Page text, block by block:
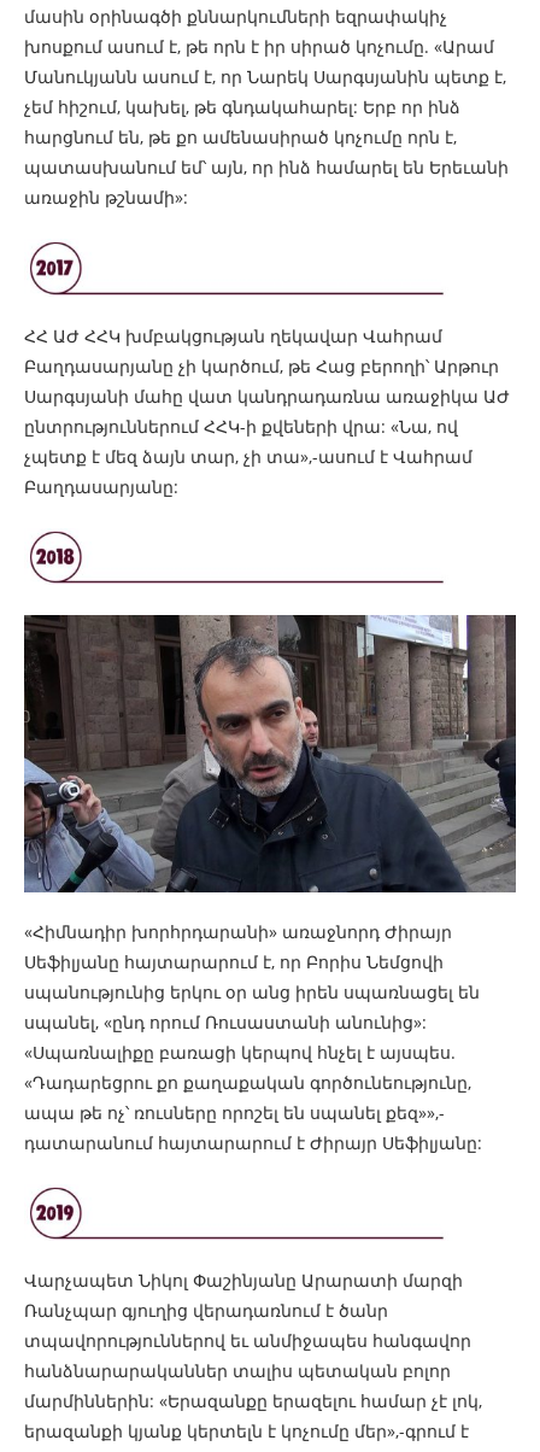
մասին օրինագծի քննարկումների եզրափակիչ
խոսքում ասում է, թե որն է իր սիրած կոչումը. «Արամ
Մանուկյանն ասում է, որ Նարեկ Սարգսյանին պետք է,
չեմ հիշում, կախել, թե գնդակահարել: Երբ որ ինձ
հարցնում են, թե քո ամենասիրած կոչումը որն է,
պատասխանում եմ՝ այն, որ ինձ համարել են Երեւանի
առաջին թշնամի»:
ՀՀ ԱԺ ՀՀԿ խմբակցության ղեկավար Վահրամ
Բաղդասարյանը չի կարծում, թե Հաց բերողի՝ Արթուր
Սարգսյանի մահը վատ կանդրադառնա առաջիկա ԱԺ
ընտրություններում ՀՀԿ-ի քվեների վրա: «Նա, ով
չպետք է մեզ ձայն տար, չի տա»,-ասում է Վահրամ
Բաղդասարյանը:
«Հիմնադիր խորհրդարանի» առաջնորդ Ժիրայր
Սեֆիլյանը հայտարարում է, որ Բորիս Նեմցովի
սպանությունից երկու օր անց իրեն սպառնացել են
սպանել, «ընդ որում Ռուսաստանի անունից»:
«Սպառնալիքը բառացի կերպով հնչել է այսպես.
«Դադարեցրու քո քաղաքական գործունեությունը,
ապա թե ոչ՝ ռուսները որոշել են սպանել քեզ»»,-
դատարանում հայտարարում է Ժիրայր Սեֆիլյանը:
Վարչապետ Նիկոլ Փաշինյանը Արարատի մարզի
Ռանչպար գյուղից վերադառնում է ծանր
տպավորություններով եւ անմիջապես հանգավոր
հանձնարարականներ տալիս պետական բոլոր
մարմիններին: «Երազանքը երազելու համար չէ լոկ,
երազանքի կյանք կերտելն է կոչումը մեր»,-գրում է